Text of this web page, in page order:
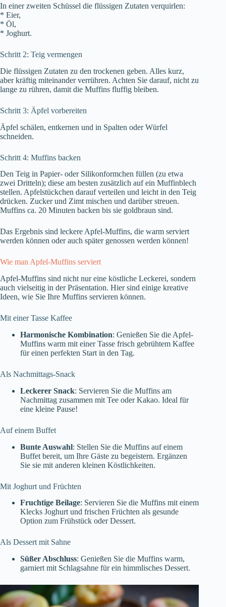
In einer zweiten Schüssel die flüssigen Zutaten verquirlen:
* Eier,
* Öl,
* Joghurt.
Schritt 2: Teig vermengen
Die flüssigen Zutaten zu den trockenen geben. Alles kurz,
aber kräftig miteinander verrühren. Achten Sie darauf, nicht zu
lange zu rühren, damit die Muffins fluffig bleiben.
Schritt 3: Äpfel vorbereiten
Äpfel schälen, entkernen und in Spalten oder Würfel
schneiden.
Schritt 4: Muffins backen
Den Teig in Papier- oder Silikonformchen füllen (zu etwa
zwei Dritteln); diese am besten zusätzlich auf ein Muffinblech
stellen. Apfelstückchen darauf verteilen und leicht in den Teig
drücken. Zucker und Zimt mischen und darüber streuen.
Muffins ca. 20 Minuten backen bis sie goldbraun sind.
Das Ergebnis sind leckere Apfel-Muffins, die warm serviert
werden können oder auch später genossen werden können!
Wie man Apfel-Muffins serviert
Apfel-Muffins sind nicht nur eine köstliche Leckerei, sondern
auch vielseitig in der Präsentation. Hier sind einige kreative
Ideen, wie Sie Ihre Muffins servieren können.
Mit einer Tasse Kaffee
Harmonische Kombination: Genießen Sie die Apfel-
Muffins warm mit einer Tasse frisch gebrühtem Kaffee
für einen perfekten Start in den Tag.
Als Nachmittags-Snack
Leckerer Snack: Servieren Sie die Muffins am
Nachmittag zusammen mit Tee oder Kakao. Ideal für
eine kleine Pause!
Auf einem Buffet
Bunte Auswahl: Stellen Sie die Muffins auf einem
Buffet bereit, um Ihre Gäste zu begeistern. Ergänzen
Sie sie mit anderen kleinen Köstlichkeiten.
Mit Joghurt und Früchten
Fruchtige Beilage: Servieren Sie die Muffins mit einem
Klecks Joghurt und frischen Früchten als gesunde
Option zum Frühstück oder Dessert.
Als Dessert mit Sahne
Süßer Abschluss: Genießen Sie die Muffins warm,
garniert mit Schlagsahne für ein himmlisches Dessert.